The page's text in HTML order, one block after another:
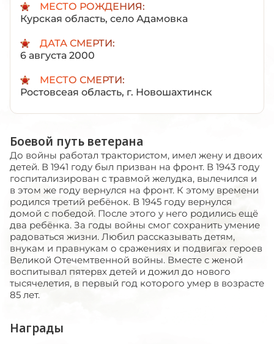
МЕСТО РОЖДЕНИЯ:
Курская область, село Адамовка
ДАТА СМЕРТИ:
6 августа 2000
МЕСТО СМЕРТИ:
Ростовсеая область, г. Новошахтинск
Боевой путь ветерана
До войны работал трактористом, имел жену и двоих
детей. В 1941 году был призван на фронт. В 1943 году
госпитализирован с травмой желудка, вылечился и
в этом же году вернулся на фронт. К этому времени
родился третий ребёнок. В 1945 году вернулся
домой с победой. После этого у него родились ещё
два ребёнка. За годы войны смог сохранить умение
радоваться жизни. Любил рассказывать детям,
внукам и правнукам о сражениях и подвигах героев
Великой Отечемтвенной войны. Вместе с женой
воспитывал пятервх детей и дожил до нового
тысячелетия, в первый год которого умер в возрасте
85 лет.
Награды